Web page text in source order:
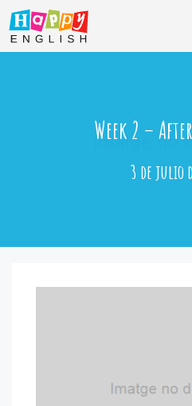
Saltar
contenido
Week 2 –
3 de julio